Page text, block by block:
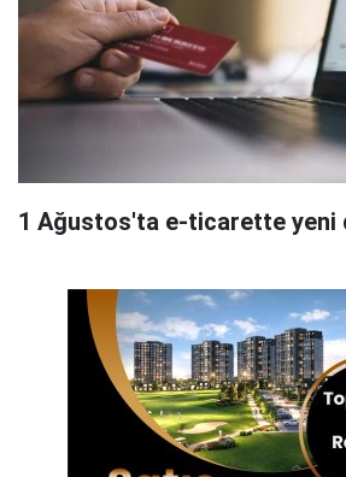
1 Ağustos'ta e-ticarette yeni